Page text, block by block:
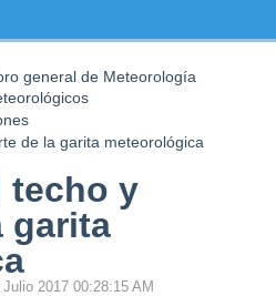
general de Meteorología
de la garita meteorológica
techo y
garita
2017 00:28:15 AM